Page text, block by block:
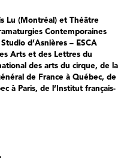
Lu (Montréal) et Théâtre
Contemporaines
d’Asnières – ESCA
Arts et des Lettres du
des arts du cirque, de la
de France à Québec, de
à Paris, de l’Institut français-